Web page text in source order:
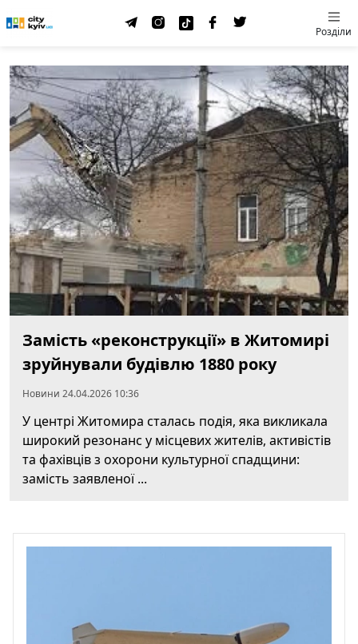
Розділи
Замість «реконструкції» в Житомирі
зруйнували будівлю 1880 року
Новини 24.04.2026 10:36
У центрі Житомира сталась подія, яка викликала
широкий резонанс у місцевих жителів, активістів
та фахівців з охорони культурної спадщини:
замість заявленої ...